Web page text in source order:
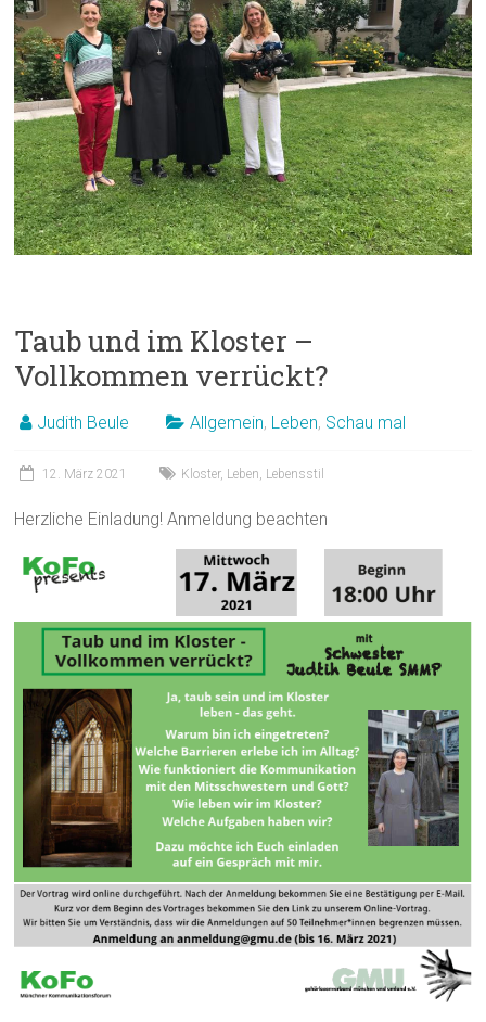
Taub und im Kloster –
Vollkommen verrückt?
Judith Beule Allgemein, Leben, Schau mal
12. März 2021 Kloster, Leben, Lebensstil
Herzliche Einladung! Anmeldung beachten